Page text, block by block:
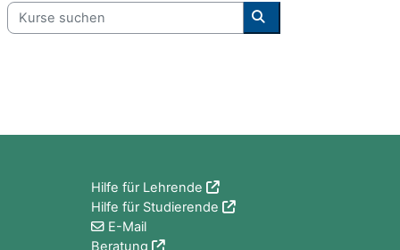
Kurse suchen
Kurse suchen
Hilfe für Lehrende
Hilfe für Studierende
E-Mail
Beratung